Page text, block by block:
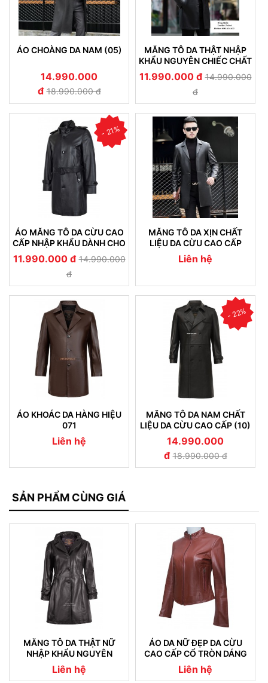
ÁO CHOÀNG DA NAM (05)
14.990.000
đ 18.990.000 đ
MĂNG TÔ DA THẬT NHẬP
KHẨU NGUYÊN CHIẾC CHẤT
LIỆU DA CỪU 09
11.990.000 đ 14.990.000
đ
- 21%
ÁO MĂNG TÔ DA CỪU CAO
CẤP NHẬP KHẨU DÀNH CHO
NAM (01)
11.990.000 đ 14.990.000
đ
MĂNG TÔ DA XỊN CHẤT
LIỆU DA CỪU CAO CẤP
NHẬP KHẨU (07)
Liên hệ
ÁO KHOÁC DA HÀNG HIỆU
071
Liên hệ
- 22%
MĂNG TÔ DA NAM CHẤT
LIỆU DA CỪU CAO CẤP (10)
14.990.000
đ 18.990.000 đ
SẢN PHẨM CÙNG GIÁ
MĂNG TÔ DA THẬT NỮ
NHẬP KHẨU NGUYÊN
CHIẾC 05
Liên hệ
ÁO DA NỮ ĐẸP DA CỪU
CAO CẤP CỔ TRÒN DÁNG
TRƠN
Liên hệ